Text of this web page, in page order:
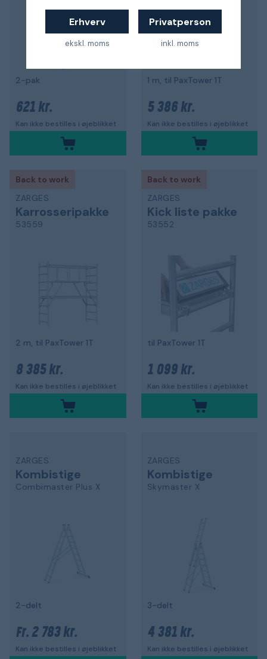
Erhverv
ekskl. moms
Privatperson
inkl. moms
2-pak
621 kr.
Kan ikke bestilles i øjeblikket
1 m, til PaxTower 1T
5 386 kr.
Kan ikke bestilles i øjeblikket
Back to work
ZARGES
Karrosseripakke
53559
2 m, til PaxTower 1T
8 385 kr.
Kan ikke bestilles i øjeblikket
Back to work
ZARGES
Kick liste pakke
53552
til PaxTower 1T
1 099 kr.
Kan ikke bestilles i øjeblikket
ZARGES
Kombistige
Combimaster Plus X
2-delt
Fr. 2 783 kr.
Kan ikke bestilles i øjeblikket
ZARGES
Kombistige
Skymaster X
3-delt
4 381 kr.
Kan ikke bestilles i øjeblikket